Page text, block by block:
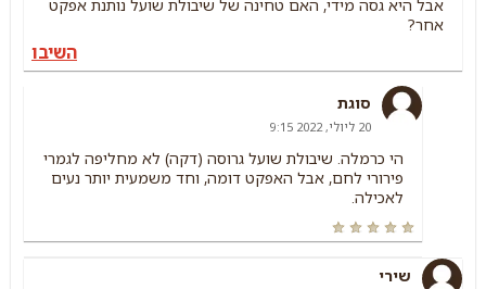
אבל היא גסה מידי, האם טחינה של שיבולת שועל נותנת אפקט
אחר?
השיבו
סוגת
20 ליולי, 2022 9:15
הי כרמלה. שיבולת שועל גרוסה (דקה) לא מחליפה לגמרי
פירורי לחם, אבל האפקט דומה, וחד משמעית יותר נעים
לאכילה.
שירי